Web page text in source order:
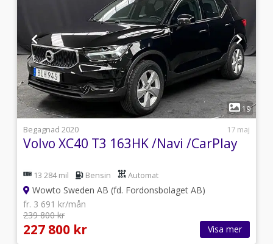
1
19
Begagnad 2020
17 maj
Volvo XC40 T3 163HK /Navi /CarPlay
13 284 mil Bensin Automat
Wowto Sweden AB (fd. Fordonsbolaget AB)
fr. 3 691 kr/mån
239 800 kr
227 800 kr Visa mer